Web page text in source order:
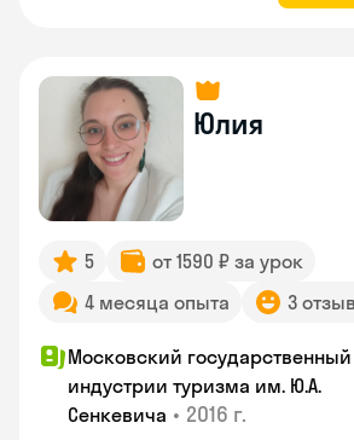
Юлия
5
от 1590 ₽ за урок
4 месяца опыта
3
Московский государственный
индустрии туризма им. Ю.А.
Сенкевича • 2016 г.